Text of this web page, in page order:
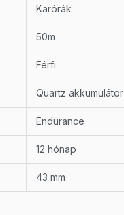
Karórák
50m
Férfi
Quartz akkumulátor
Endurance
12 hónap
43 mm